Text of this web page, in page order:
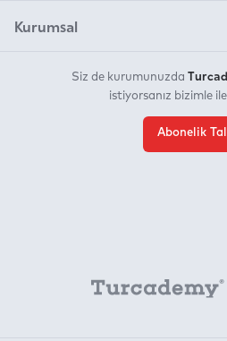
Kurumsal
Siz de kurumunuzda
istiyorsanız bizimle
Abonelik